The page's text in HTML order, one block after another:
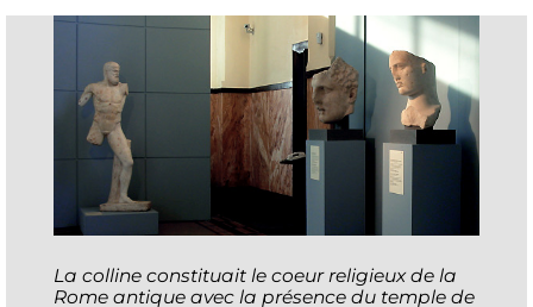
La colline constituait le coeur religieux de la
Rome antique avec la présence du temple de